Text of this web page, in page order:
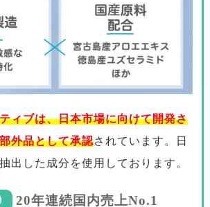
ィブは、日本市場に向けて開発さ
外品として承認されています。日
出した成分を使用しております。
20年連続国内売上No.1